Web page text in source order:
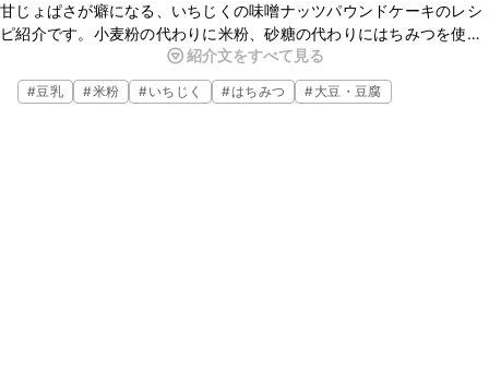
甘じょぱさが癖になる、いちじくの味噌ナッツパウンドケーキのレシ
ピ紹介です。小麦粉の代わりに米粉、砂糖の代わりにはちみつを使う
ことで、優しい甘みになり味噌との相性もバツグンです！いつものパ
ウンドケーキに飽きて来たらぜひ変わり種パウンドも作ってみてくだ
さいね！
紹介文をすべて見る
#豆乳 #米粉 #いちじく #はちみつ #大豆・豆腐